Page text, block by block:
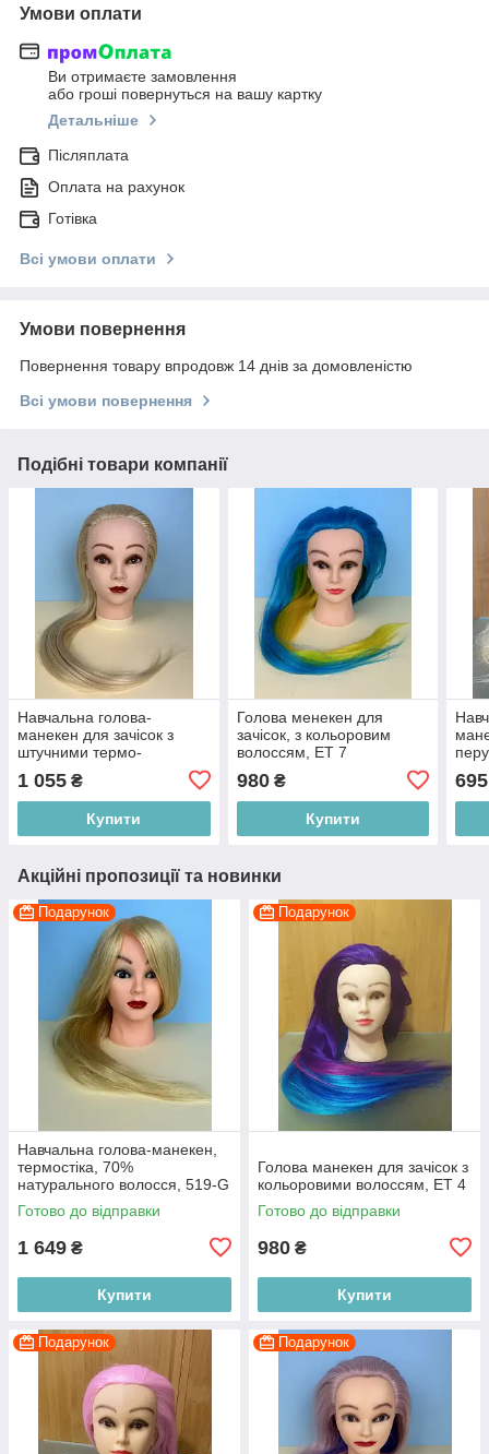
Умови оплати
Ви отримаєте замовлення
або гроші повернуться на вашу картку
Детальніше
Післяплата
Оплата на рахунок
Готівка
Всі умови оплати
Умови повернення
Повернення товару впродовж 14 днів за домовленістю
Всі умови повернення
Подібні товари компанії
Навчальна голова-
манекен для зачісок з
штучними термо-
1 055 ₴
Купити
Голова менекен для
зачісок, з кольоровим
волоссям, ET 7
980₴
Купити
695
Акційні пропозиції та новинки
Подарунок
Навчальна голова-манекен,
термостіка, 70%
натурального волосся, 519-G
Готово до відправки
1 649 ₴
Купити
Подарунок
Голова манекен для зачісок з
кольоровими волоссям, ET 4
Готово до відправки
980 ₴
Купити
Подарунок Подарунок